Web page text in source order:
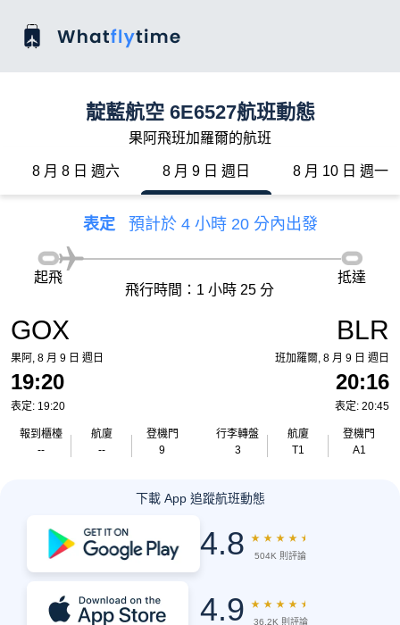
靛藍航空 6E6527航班動態
果阿飛班加羅爾的航班
8 月 8 日 週六 8 月 9 日 週日 8 月 10 日 週一
表定 預計於 4 小時 20 分內出發
GOX
果阿, 8 月 9 日 週日
19:20
表定: 19:20
報到櫃檯
--
航廈
--
登機門
9
起飛
飛行時間：1 小時 25 分
抵達
BLR
班加羅爾, 8 月 9 日 週日
20:16
表定: 20:45
行李轉盤
3
航廈
T1
登機門
A1
下載 App 追蹤航班動態
4.8 ★ ★ ★ ★ ★
504K 則評論
4.9 ★ ★ ★ ★ ★
36.2K 則評論